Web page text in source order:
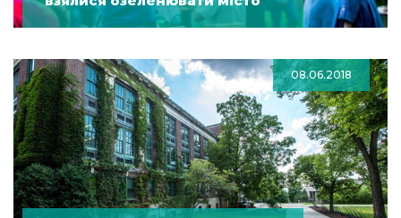
08.06.2018